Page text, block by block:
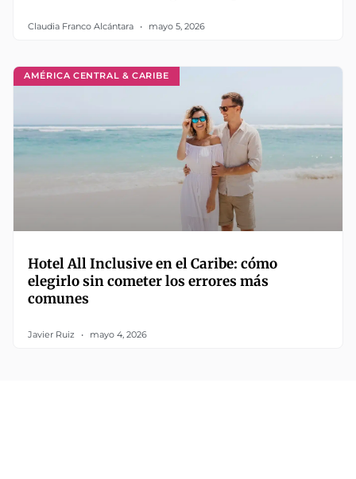
Claudia Franco Alcántara mayo 5, 2026
AMÉRICA CENTRAL & CARIBE
Hotel All Inclusive en el Caribe: cómo
elegirlo sin cometer los errores más
comunes
Javier Ruiz mayo 4, 2026